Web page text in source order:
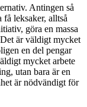
Antingen så
få leksaker, alltså
göra en massa
är väldigt mycket
en del pengar
mycket arbete
utan bara är en
är nödvändigt för